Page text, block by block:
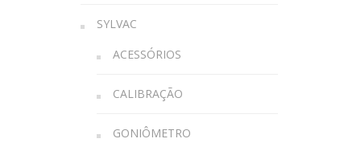
SYLVAC
ACESSÓRIOS
CALIBRAÇÃO
GONIÔMETRO